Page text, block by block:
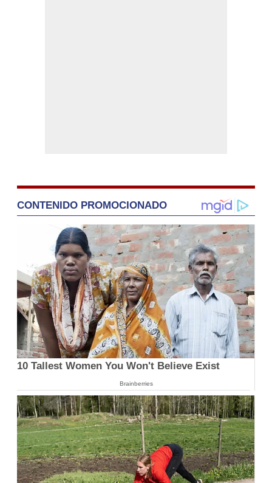
CONTENIDO PROMOCIONADO
10 Tallest Women You Won't Believe Exist
Brainberries